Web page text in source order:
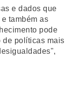
e dados que
também as
pode
de políticas mais